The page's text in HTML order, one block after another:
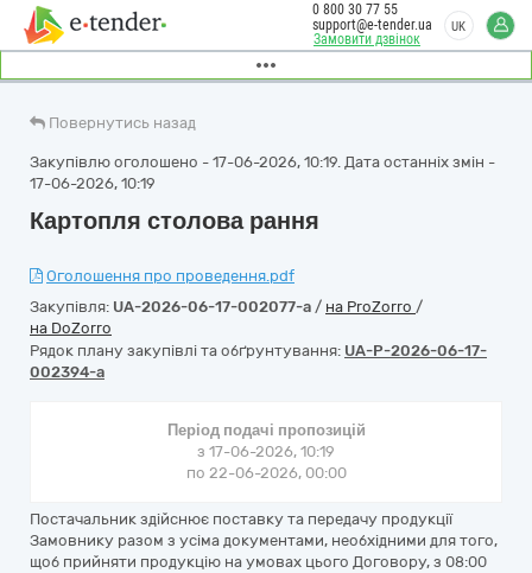
Замовити дзвінок
0 800 30 77 55
support@e-tender.ua
UK
Повернутись назад
Закупівлю оголошено - 17-06-2026, 10:19. Дата останніх змін -
17-06-2026, 10:19
Картопля столова рання
Оголошення про проведення.pdf
Закупівля: UA-2026-06-17-002077-a / на ProZorro /
на DoZorro
Рядок плану закупівлі та обґрунтування: UA-P-2026-06-17-
002394-a
Період подачі пропозицій
з 17-06-2026, 10:19
по 22-06-2026, 00:00
Постачальник здійснює поставку та передачу продукції
Замовнику разом з усіма документами, необхідними для того,
щоб прийняти продукцію на умовах цього Договору, з 08:00